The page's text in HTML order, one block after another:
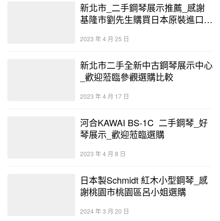
新北市_二手鋼琴展示推薦_感謝
基隆市劉先生購買日本原裝進口
2023 年 4 月 25 日
新北市二手全新中古鋼琴展示中心
_歡迎蒞臨參觀選購比較
2023 年 4 月 17 日
河合KAWAI BS-1C 二手鋼琴_好
琴展示_歡迎蒞臨選購
2023 年 4 月 8 日
日本製Schmidt 紅木小型鋼琴_感
謝桃園市桃園區呂小姐選購
2024 年 3 月 20 日